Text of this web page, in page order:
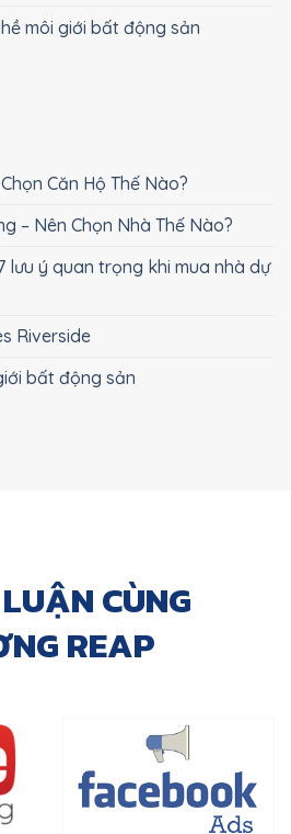
môi giới bất động sản
Căn Hộ Thế Nào?
– Nên Chọn Nhà Thế Nào?
lưu ý quan trọng khi mua nhà dự
Riverside
bất động sản
CÙNG
REAP